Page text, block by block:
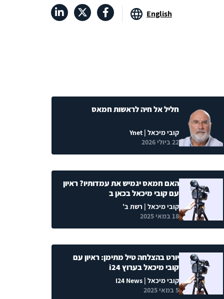
English
חליל אל חיה לראשות חמאס
קובי מיכאל| Ynet
22 ביולי 2026
האם חמאס יגמיש את עמדותיו? ראיון
עם קובי מיכאל בכאן ב
קובי מיכאל| רשת ב'
18 במאי 2025
יורט בהצלחה טיל מתימן: ראיון עם
קובי מיכאל בערוץ i24
קובי מיכאל| I24 News
5 במאי 2025